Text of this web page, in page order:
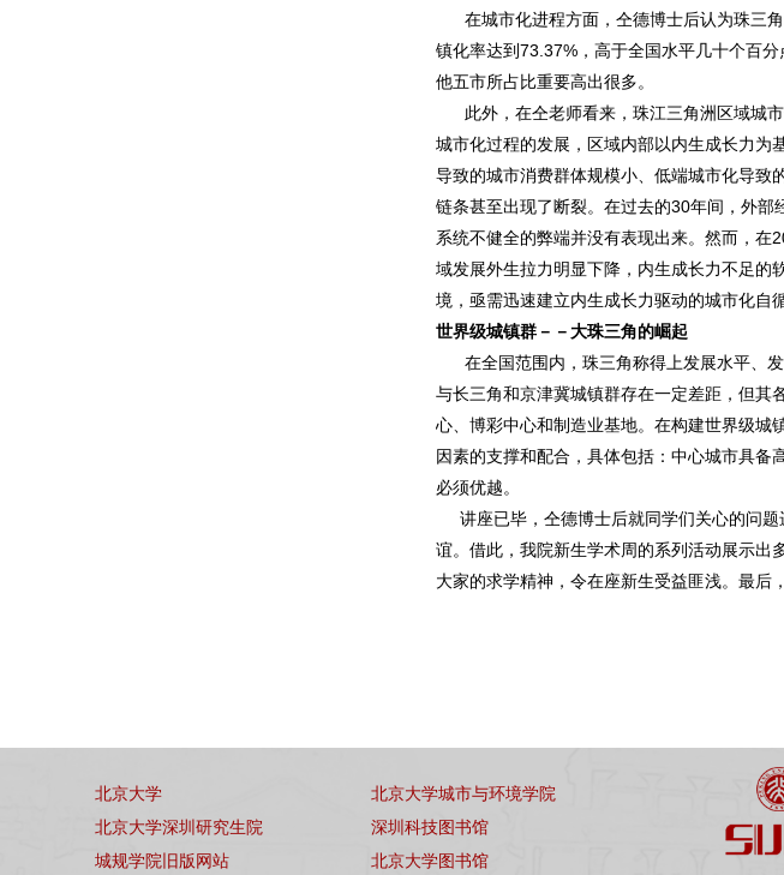
在城市化进程方面，仝德博士后认为珠三角
镇化率达到73.37%，高于全国水平几十个百
他五市所占比重要高出很多。
此外，在仝老师看来，珠江三角洲区域城市
城市化过程的发展，区域内部以内生成长力为
导致的城市消费群体规模小、低端城市化导致
链条甚至出现了断裂。在过去的30年间，外
系统不健全的弊端并没有表现出来。然而，
域发展外生拉力明显下降，内生成长力不足的
境，亟需迅速建立内生成长力驱动的城市化自
世界级城镇群－－大珠三角的崛起
在全国范围内，珠三角称得上发展水平、发
与长三角和京津冀城镇群存在一定差距，但其
心、博彩中心和制造业基地。在构建世界级城
因素的支撑和配合，具体包括：中心城市具备
必须优越。
讲座已毕，仝德博士后就同学们关心的问
谊。借此，我院新生学术周的系列活动展示出
大家的求学精神，令在座新生受益匪浅。最后
北京大学
北京大学深圳研究生院
城规学院旧版网站
北京大学城市与环境学院
深圳科技图书馆
北京大学图书馆